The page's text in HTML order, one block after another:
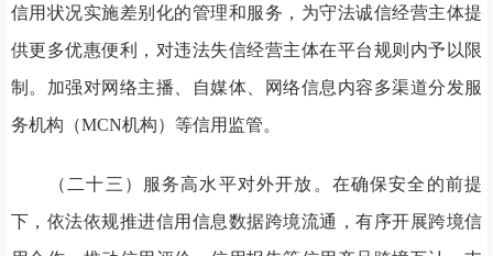
信用状况实施差别化的管理和服务，为守法诚信经营主体提
供更多优惠便利，对违法失信经营主体在平台规则内予以限
制。加强对网络主播、自媒体、网络信息内容多渠道分发服
务机构（MCN机构）等信用监管。
（二十三）服务高水平对外开放。在确保安全的前提
下，依法依规推进信用信息数据跨境流通，有序开展跨境信